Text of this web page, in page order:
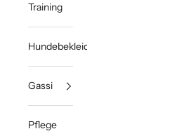
Training
Hundebekleidung
Gassi
Pflege